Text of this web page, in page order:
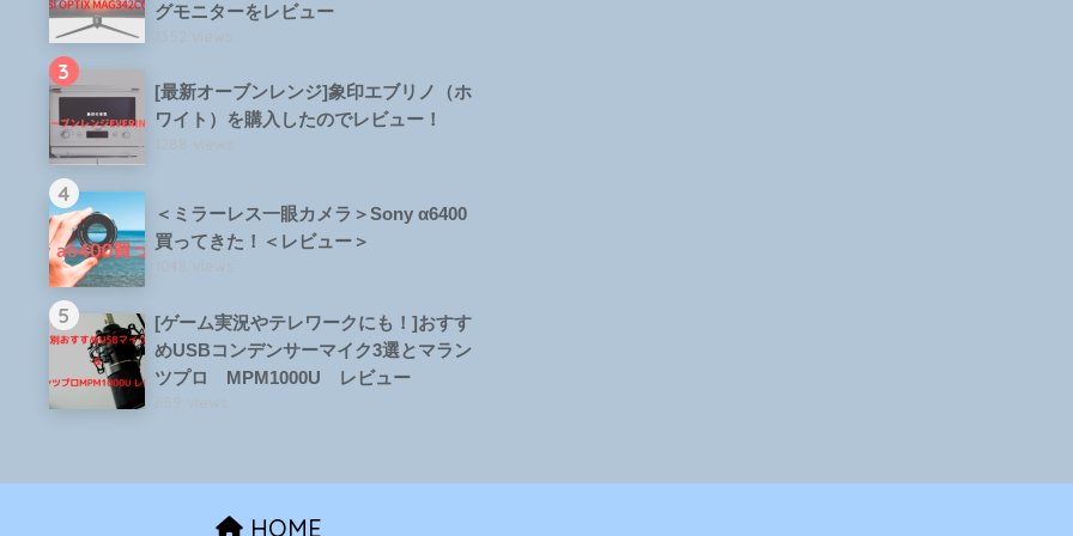
グモニターをレビュー
1352 views
3
[最新オーブンレンジ]象印エブリノ（ホ
ワイト）を購入したのでレビュー！
1288 views
4
＜ミラーレス一眼カメラ＞Sony α6400
買ってきた！＜レビュー＞
1048 views
5
[ゲーム実況やテレワークにも！]おすす
めUSBコンデンサーマイク3選とマラン
ツプロ MPM1000U レビュー
659 views
HOME